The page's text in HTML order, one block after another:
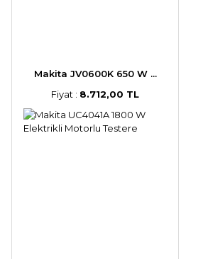
Makita JV0600K 650 W ...
Fiyat : 8.712,00 TL